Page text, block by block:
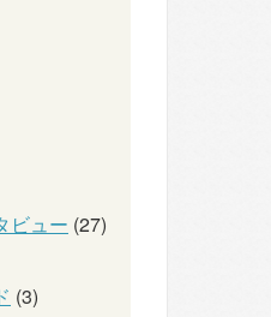
ビュー (27)
(3)